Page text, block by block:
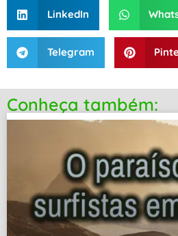
LinkedIn
Telegram
Conheça também: